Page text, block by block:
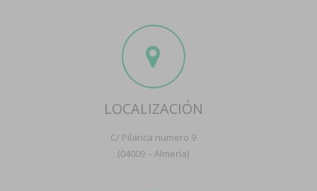
LOCALIZACIÓN
C/ Pilarica numero 9
(04009 – Almería)